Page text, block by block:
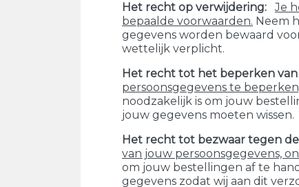
Het recht op verwijdering
Je
bepaalde voorwaarden. Neem
gegevens worden bewaard
wettelijk verplicht.
Het recht tot het beperken
persoonsgegevens te
noodzakelijk is om jouw
jouw gegevens moeten wissen.
Het recht tot bezwaar tegen
van jouw persoonsgegevens,
om jouw bestellingen af te
gegevens zodat wij aan dit